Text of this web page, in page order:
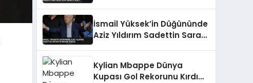
İsmail Yüksek’in Düğününde
Aziz Yıldırım Sadettin Saran’ı
Kylian Mbappe Dünya
Kupası Gol Rekorunu Kırdı